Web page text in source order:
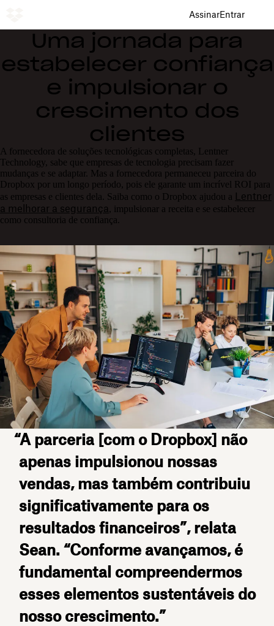
AssinarEntrar
Uma jornada para
estabelecer confiança
e impulsionar o
crescimento dos
clientes
A fornecedora de soluções tecnológicas completas, Lentner
Technology, sabe que empresas de tecnologia precisam fazer
mudanças e se adaptar. Mas a fornecedora permaneceu parceira do
Dropbox por um longo período, pois ele garante um incrível ROI para
as empresas e clientes dela. Saiba como o Dropbox ajudou a Lentner
a melhorar a segurança, impulsionar a receita e se estabelecer
como consultoria de confiança.
“A parceria [com o Dropbox] não
apenas impulsionou nossas
vendas, mas também contribuiu
significativamente para os
resultados financeiros”, relata
Sean. “Conforme avançamos, é
fundamental compreendermos
esses elementos sustentáveis do
nosso crescimento.”